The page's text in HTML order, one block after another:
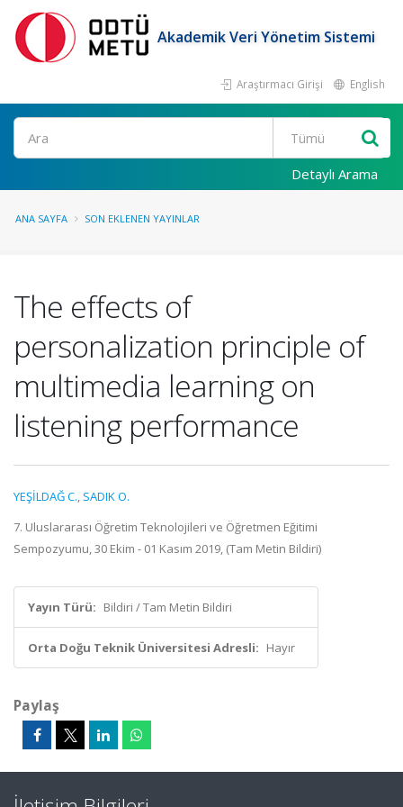
Akademik Veri Yönetim Sistemi
Araştırmacı Girişi English
Ara
Detaylı Arama
ANA SAYFA SON EKLENEN YAYINLAR
The effects of
personalization principle of
multimedia learning on
listening performance
YEŞİLDAĞ C., SADIK O.
7. Uluslararası Öğretim Teknolojileri ve Öğretmen Eğitimi
Sempozyumu, 30 Ekim - 01 Kasım 2019, (Tam Metin Bildiri)
Yayın Türü: Bildiri / Tam Metin Bildiri
Orta Doğu Teknik Üniversitesi Adresli: Hayır
Paylaş